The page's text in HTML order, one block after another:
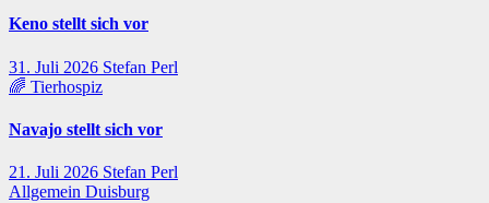
Keno stellt sich vor
31. Juli 2026 Stefan Perl
🌈 Tierhospiz
Navajo stellt sich vor
21. Juli 2026 Stefan Perl
Allgemein Duisburg